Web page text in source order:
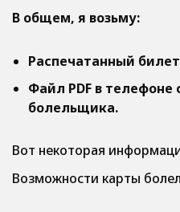
В общем, я возьму:
Распечатанный
Файл PDF в телефоне
болельщика.
Вот некоторая
Возможности карты